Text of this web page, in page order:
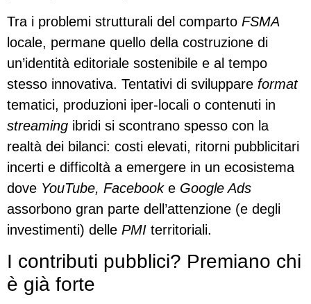
Tra i problemi strutturali del comparto FSMA
locale, permane quello della costruzione di
un’identità editoriale sostenibile e al tempo
stesso innovativa. Tentativi di sviluppare format
tematici, produzioni iper-locali o contenuti in
streaming ibridi si scontrano spesso con la
realtà dei bilanci: costi elevati, ritorni pubblicitari
incerti e difficoltà a emergere in un ecosistema
dove YouTube, Facebooke Google Ads
assorbono gran parte dell’attenzione (e degli
investimenti) delle PMI territoriali.
I contributi pubblici? Premiano chi
è già forte